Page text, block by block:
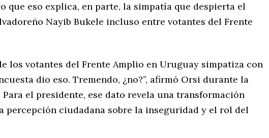
que eso explica, en parte, la simpatía que despierta el
Nayib Bukele incluso entre votantes del Frente
los votantes del Frente Amplio en Uruguay simpatiza con
dio eso. Tremendo, ¿no?”, afirmó Orsi durante la
Para el presidente, ese dato revela una transformación
percepción ciudadana sobre la inseguridad y el rol del